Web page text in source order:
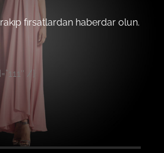
fırsatlardan haberdar olun.
/]